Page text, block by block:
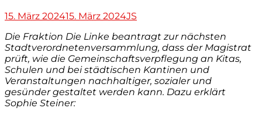
Veröffentlicht
15. März 202415. März 2024Autor
JS
Die Fraktion Die Linke beantragt zur nächsten
Stadtverordnetenversammlung, dass der Magistrat
prüft, wie die Gemeinschaftsverpflegung an Kitas,
Schulen und bei städtischen Kantinen und
Veranstaltungen nachhaltiger, sozialer und
gesünder gestaltet werden kann. Dazu erklärt
Sophie Steiner: